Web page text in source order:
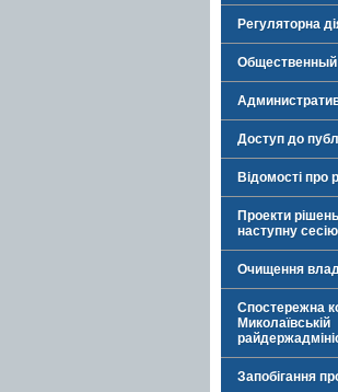
Регуляторна
Общественный
Доступ до
Відомості про
Проекти
наступну сесію
Очищення
Спостережна
Миколаївській
Запобігання